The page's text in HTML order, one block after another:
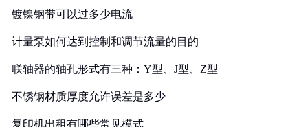
镀镍钢带可以过多少电流
计量泵如何达到控制和调节流量的目的
联轴器的轴孔形式有三种：Y型、J型、Z型
不锈钢材质厚度允许误差是多少
复印机出租有哪些常见模式